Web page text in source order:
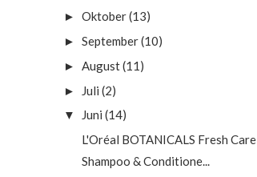
► Oktober(13)
► September(10)
► August(11)
► Juli (2)
▼ Juni (14)
L'Oréal BOTANICALS Fresh Care
Shampoo & Conditione...